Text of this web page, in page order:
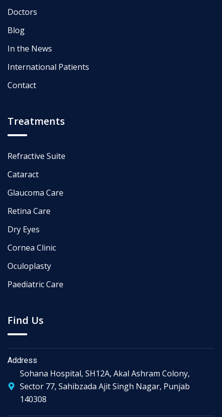
Doctors
Blog
In the News
International Patients
Contact
Treatments
Refractive Suite
Cataract
Glaucoma Care
Retina Care
Dry Eyes
Cornea Clinic
Oculoplasty
Paediatric Care
Find Us
Address
Sohana Hospital, SH12A, Akal Ashram Colony,
Sector 77, Sahibzada Ajit Singh Nagar, Punjab
140308